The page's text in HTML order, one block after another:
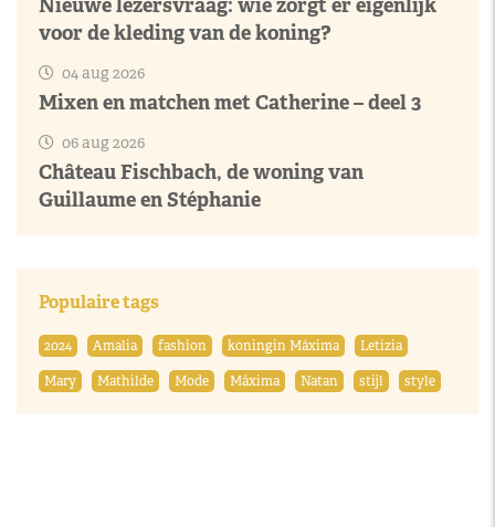
voor de kleding van de koning?
04 aug 2026
Mixen en matchen met Catherine – deel 3
06 aug 2026
Château Fischbach, de woning van
Guillaume en Stéphanie
Populaire tags
2024 Amalia fashion koningin Máxima
Letizia
Mary
Mathilde Mode Máxima Natan stijl style